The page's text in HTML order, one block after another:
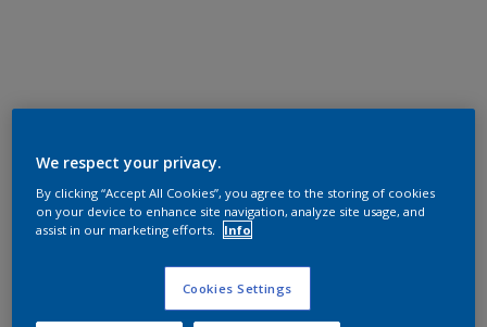
We respect your privacy.
By clicking “Accept All Cookies”, you agree to the storing of cookies
on your device to enhance site navigation, analyze site usage, and
assist in our marketing efforts.
Info
Cookies Settings